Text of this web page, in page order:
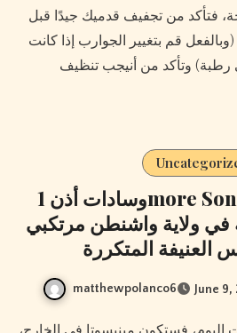
قم بتغيير الجوارب إذا كانت
وسادات أذن 1more Sonoflow استهدفت
في ولاية واشنطن مرتكبي
العنيفة المتكررة
matthewpolanco6 June 9,